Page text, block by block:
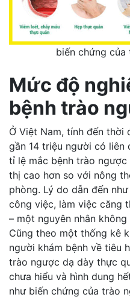
biến chứng
Mức độ
bệnh trào
Ở Việt Nam, tính đến thời
gần 14 triệu người có liên
tỉ lệ mắc bệnh trào
thị cao hơn so với nông
phòng. Lý do dẫn đến
công việc, làm việc căng
– một nguyên nhân
Cũng theo một thống kê
người khám bệnh về tiêu
trào ngược dạ dày thực
chưa hiểu và hình dung
như biến chứng của trào